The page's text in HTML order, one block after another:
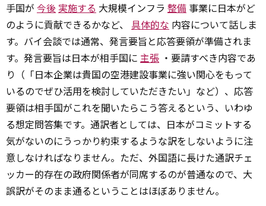
手国が 今後 実施する 大規模インフラ 整備 事業に日本がど
のように貢献できるかなど、 具体的な 内容について話しま
す。バイ会談では通常、発言要旨と応答要領が準備されま
す。発言要旨は日本が相手国に 主張 ・要請すべき内容であ
り（「日本企業は貴国の空港建設事業に強い関心をもって
いるのでぜひ活用を検討していただきたい」など）、応答
要領は相手国がこれを聞いたらこう答えるという、いわゆ
る想定問答集です。通訳者としては、日本がコミットする
気がないのにうっかり約束するような訳をしないように注
意しなければなりません。ただ、外国語に長けた通訳チェ
ッカー的存在の政府関係者が同席するのが普通なので、大
誤訳がそのまま通るということはほぼありません。